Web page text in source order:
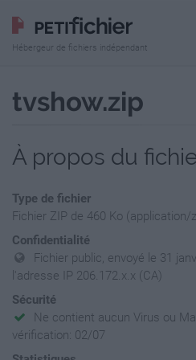
Hébergeur de fichiers indépendant
tvshow.zip
À propos du
Type de fichier
Fichier ZIP de 460 Ko (application/
Confidentialité
Fichier public, envoyé le 31
l'adresse IP 206.172.x.x (CA)
Sécurité
Ne contient aucun Virus ou
vérification: 02/07